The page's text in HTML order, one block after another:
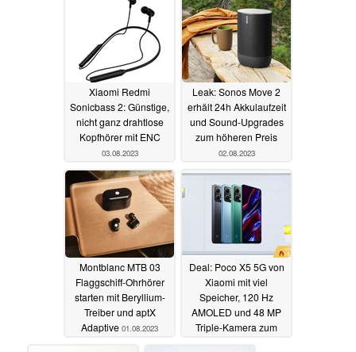
Xiaomi Redmi
Sonicbass 2: Günstige,
nicht ganz drahtlose
Kopfhörer mit ENC
03.08.2023
Leak: Sonos Move 2
erhält 24h Akkulaufzeit
und Sound-Upgrades
zum höheren Preis
02.08.2023
Montblanc MTB 03
Flaggschiff-Ohrhörer
starten mit Beryllium-
Treiber und aptX
Adaptive 01.08.2023
Deal: Poco X5 5G von
Xiaomi mit viel
Speicher, 120 Hz
AMOLED und 48 MP
Triple-Kamera zum
Bestpreis im Angebot